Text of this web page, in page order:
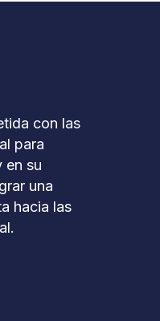
con las
para
en su
una
hacia las